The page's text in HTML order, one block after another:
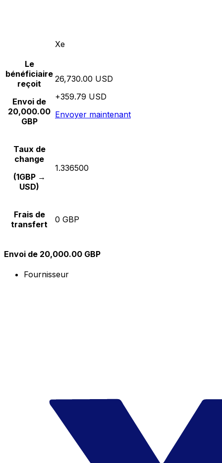
Xe
Le
bénéficiaire
reçoit
Envoi de
20,000.00
GBP
26,730.00 USD
+359.79 USD
Envoyer maintenant
Taux de
change
(1GBP →
USD)
1.336500
Frais de
transfert
0 GBP
Envoi de 20,000.00 GBP
Fournisseur